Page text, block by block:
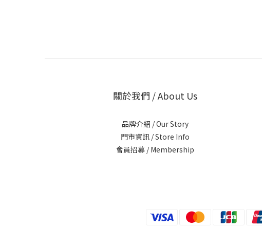
關於我們 / About Us
品牌介紹 / Our Story
門市資訊 / Store Info
會員招募 / Membership